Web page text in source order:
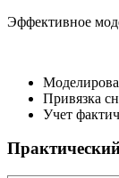
Эффективное
Привязка
Учет